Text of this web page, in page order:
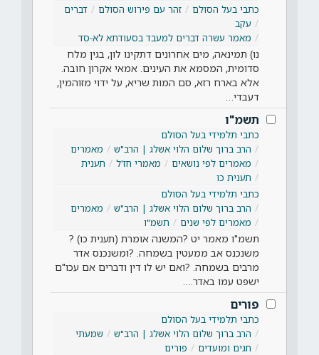
כתבי בעל הסולם
זהר עם פירוש הסולם
דברים
עקב
מאמר עשרה דברים למעבד בסעודתא לא-סד
נו) תמינאה, מים אחרונים דתקינו לון, בגין מלח
סדומית, המסמא את העינים. אמאי אקרון חובה.
אלא בארח רזא, סם המות שריא, על ידוי מזוהמין,
דעבדי…
תשמ"ו
כתבי תלמידי בעל הסולם
הרב ברוך שלום הלוי אשלג | הרב"ש
מאמרים
מאמרים לפי נושאים
מאמרי חז'ל
תענית
תענית כו
כתבי תלמידי בעל הסולם
הרב ברוך שלום הלוי אשלג | הרב"ש
מאמרים
מאמרים לפי שנים
תשמ"ו
תשמ"ו מאמר יט ?המשנה אומרת (תענית כו) ?
משנכנס אב ממעטין בשמחה. ?ומשנכנס אדר
מרבים בשמחה. ?ואם יש לו דין ודברים אם עכו"ם
ישפט עמו באדר.…
פורים
כתבי תלמידי בעל הסולם
הרב ברוך שלום הלוי אשלג | הרב"ש
שמעתי
חגים ומועדים
פורים